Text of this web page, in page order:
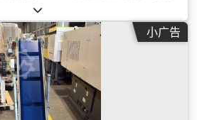
小广告